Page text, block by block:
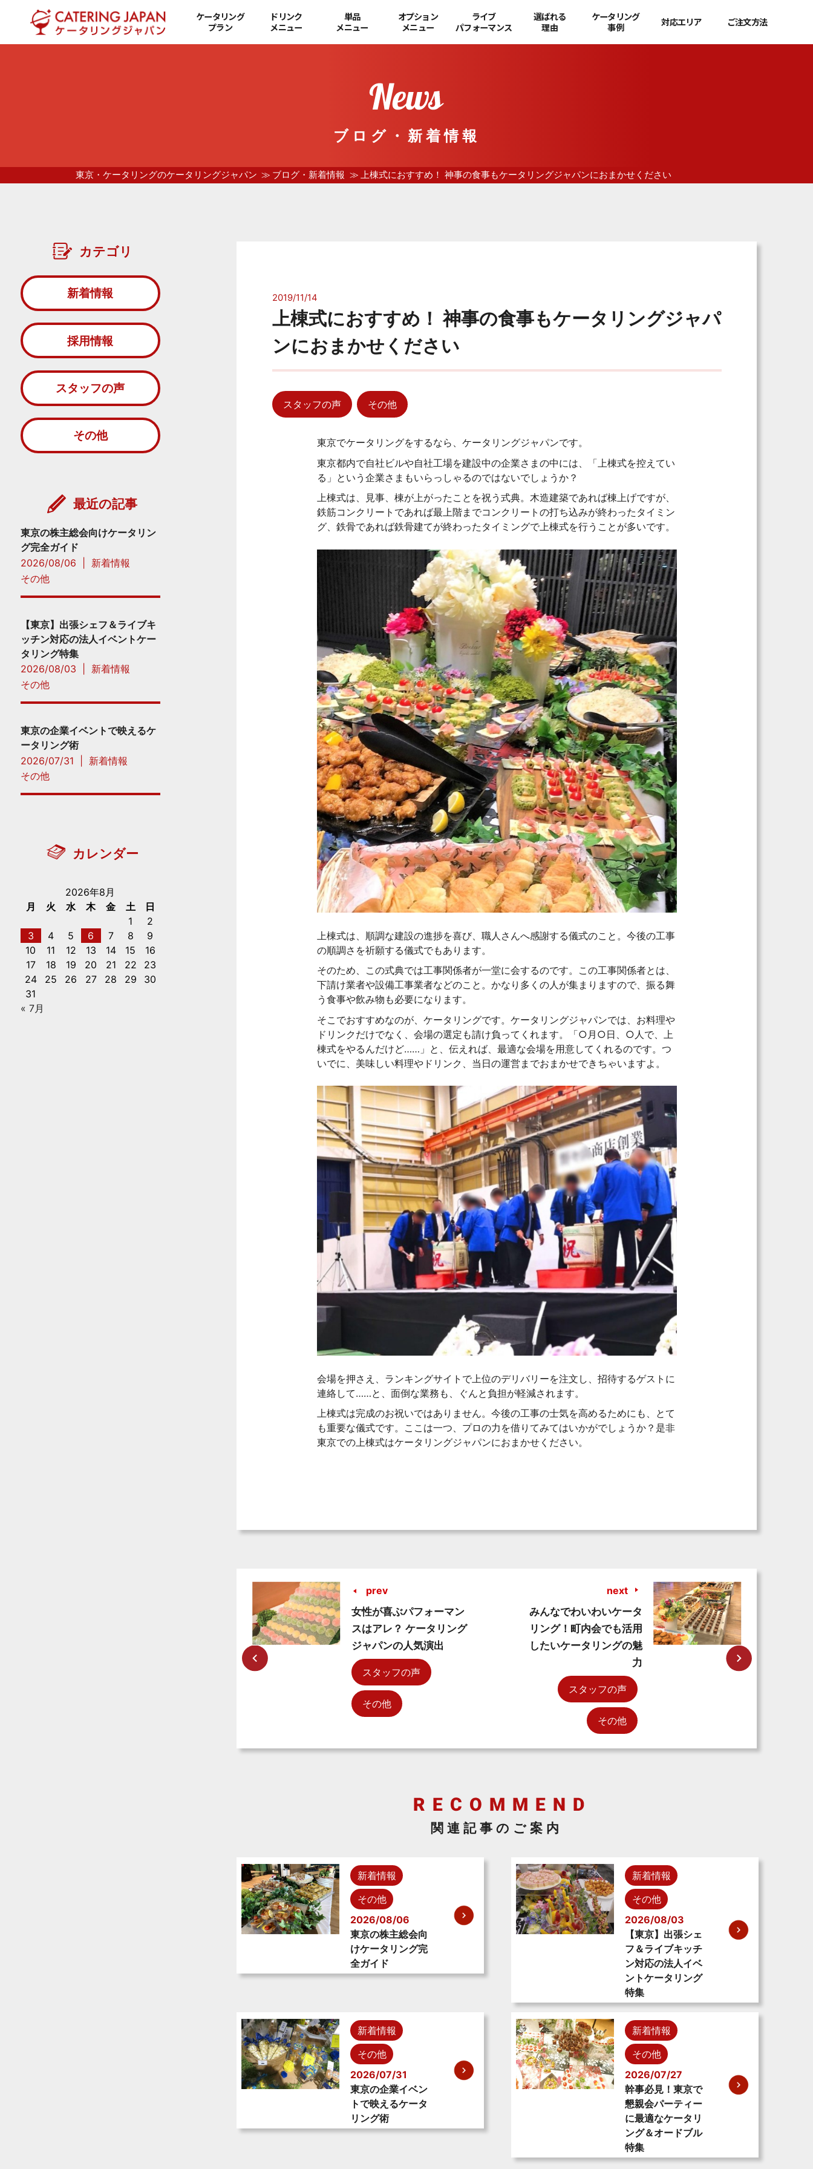
ケータリング
プラン
ドリンク
メニュー
単品
メニュー
オプション
メニュー
ライブ
パフォーマンス
選ばれる
理由
ケータリング
事例
対応エリア ご注文方法
ブログ・新着情報
東京・ケータリングのケータリングジャパン ブログ・新着情報 上棟式におすすめ！ 神事の食事もケータリングジャパンにおまかせください
2019/11/14
上棟式におすすめ！ 神事の食事もケータリングジャパ
ンにおまかせください
スタッフの声 その他
東京でケータリングをするなら、ケータリングジャパンです。
東京都内で自社ビルや自社工場を建設中の企業さまの中には、「上棟式を控えてい
る」という企業さまもいらっしゃるのではないでしょうか？
上棟式は、見事、棟が上がったことを祝う式典。木造建築であれば棟上げですが、
鉄筋コンクリートであれば最上階までコンクリートの打ち込みが終わったタイミン
グ、鉄骨であれば鉄骨建てが終わったタイミングで上棟式を行うことが多いです。
上棟式は、順調な建設の進捗を喜び、職人さんへ感謝する儀式のこと。今後の工事
の順調さを祈願する儀式でもあります。
そのため、この式典では工事関係者が一堂に会するのです。この工事関係者とは、
下請け業者や設備工事業者などのこと。かなり多くの人が集まりますので、振る舞
う食事や飲み物も必要になります。
そこでおすすめなのが、ケータリングです。ケータリングジャパンでは、お料理や
ドリンクだけでなく、会場の選定も請け負ってくれます。「○月○日、○人で、上
棟式をやるんだけど……」と、伝えれば、最適な会場を用意してくれるのです。つ
いでに、美味しい料理やドリンク、当日の運営までおまかせできちゃいますよ。
会場を押さえ、ランキングサイトで上位のデリバリーを注文し、招待するゲストに
連絡して……と、面倒な業務も、ぐんと負担が軽減されます。
上棟式は完成のお祝いではありません。今後の工事の士気を高めるためにも、とて
も重要な儀式です。ここは一つ、プロの力を借りてみてはいかがでしょうか？是非
東京での上棟式はケータリングジャパンにおまかせください。
prev
女性が喜ぶパフォーマン
スはアレ？ ケータリング
ジャパンの人気演出
スタッフの声
その他
next
みんなでわいわいケータ
リング！町内会でも活用
したいケータリングの魅
力
スタッフの声
その他
関連記事のご案内
新着情報
その他
2026/08/06
東京の株主総会向
けケータリング完
全ガイド
新着情報
その他
2026/08/03
【東京】出張シェ
フ＆ライブキッチ
ン対応の法人イベ
ントケータリング
特集
新着情報
その他
2026/07/31
東京の企業イベン
トで映えるケータ
リング術
新着情報
その他
2026/07/27
幹事必見！東京で
懇親会パーティー
に最適なケータリ
ング＆オードブル
特集
カテゴリ
新着情報
採用情報
スタッフの声
その他
最近の記事
東京の株主総会向けケータリン
グ完全ガイド
2026/08/06
新着情報
その他
【東京】出張シェフ＆ライブキ
ッチン対応の法人イベントケー
タリング特集
2026/08/03
新着情報
その他
東京の企業イベントで映えるケ
ータリング術
2026/07/31
新着情報
その他
カレンダー
2026年8月
月
火 水 木 金 土
日
1
2
3
4 5 6 7 8
9
10
11 12 13 14 15
16
17
18 19 20 21 22
23
24
25 26 27 28 29
30
31
« 7月